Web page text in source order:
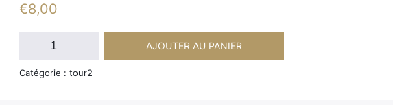
€8,00
quantité
2026_FSGT_Dimanche_tour2_030
AJOUTER AU PANIER
Catégorie : tour2